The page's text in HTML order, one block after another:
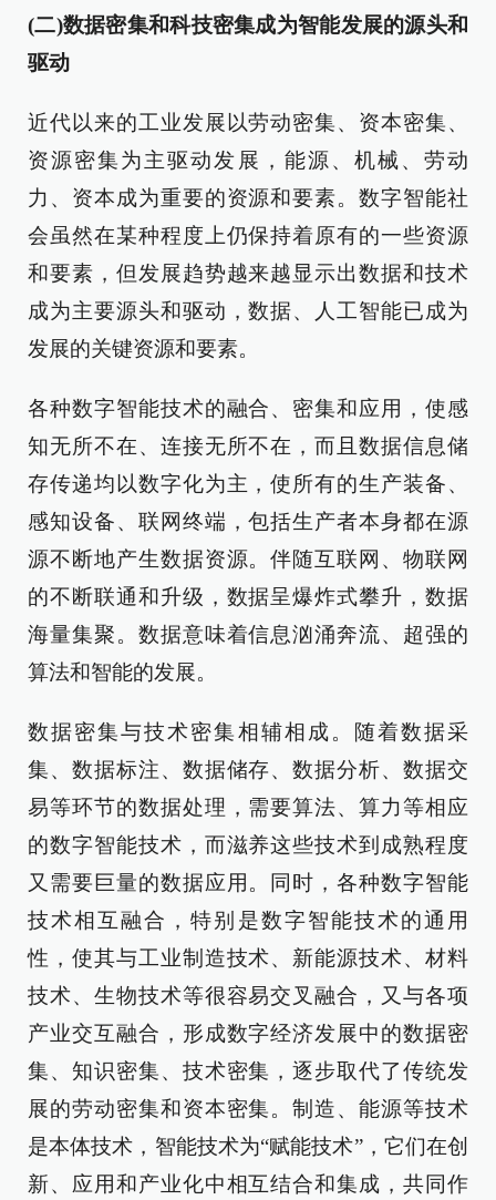
(二)数据密集和科技密集成为智能发展的源头和
驱动
近代以来的工业发展以劳动密集、资本密集、
资源密集为主驱动发展，能源、机械、劳动
力、资本成为重要的资源和要素。数字智能社
会虽然在某种程度上仍保持着原有的一些资源
和要素，但发展趋势越来越显示出数据和技术
成为主要源头和驱动，数据、人工智能已成为
发展的关键资源和要素。
各种数字智能技术的融合、密集和应用，使感
知无所不在、连接无所不在，而且数据信息储
存传递均以数字化为主，使所有的生产装备、
感知设备、联网终端，包括生产者本身都在源
源不断地产生数据资源。伴随互联网、物联网
的不断联通和升级，数据呈爆炸式攀升，数据
海量集聚。数据意味着信息汹涌奔流、超强的
算法和智能的发展。
数据密集与技术密集相辅相成。随着数据采
集、数据标注、数据储存、数据分析、数据交
易等环节的数据处理，需要算法、算力等相应
的数字智能技术，而滋养这些技术到成熟程度
又需要巨量的数据应用。同时，各种数字智能
技术相互融合，特别是数字智能技术的通用
性，使其与工业制造技术、新能源技术、材料
技术、生物技术等很容易交叉融合，又与各项
产业交互融合，形成数字经济发展中的数据密
集、知识密集、技术密集，逐步取代了传统发
展的劳动密集和资本密集。制造、能源等技术
是本体技术，智能技术为“赋能技术”，它们在创
新、应用和产业化中相互结合和集成，共同作